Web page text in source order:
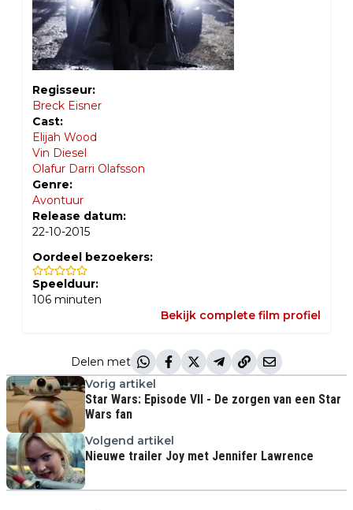
Regisseur:
Breck Eisner
Cast:
Elijah Wood
Vin Diesel
Olafur Darri Olafsson
Genre:
Avontuur
Release datum:
22-10-2015
Oordeel bezoekers:
Speelduur:
106 minuten
Bekijk complete film profiel
Delen met
Vorig artikel
Star Wars: Episode VII - De zorgen van een Star
Wars fan
Volgend artikel
Nieuwe trailer Joy met Jennifer Lawrence